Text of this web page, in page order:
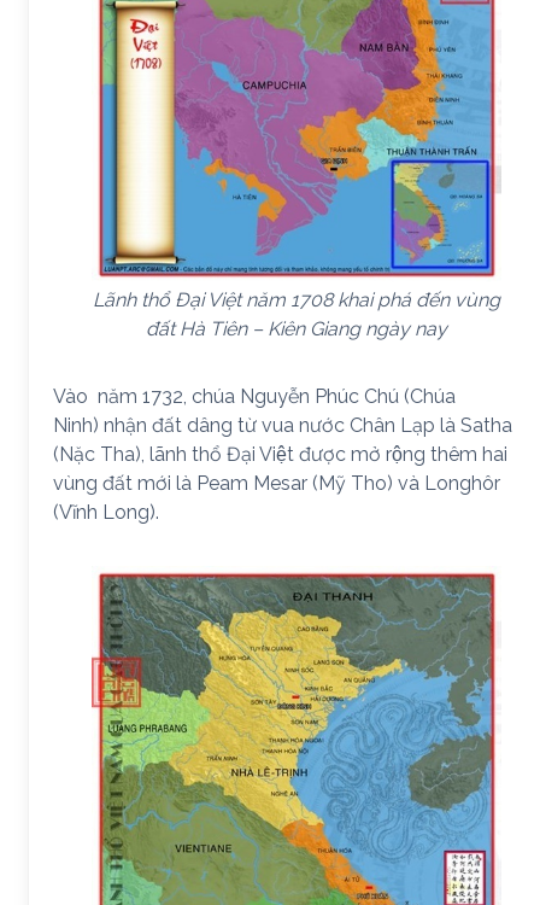
Lãnh thổ Đại Việt năm 1708 khai phá đến vùng
đất Hà Tiên – Kiên Giang ngày nay
Vào năm 1732, chúa Nguyễn Phúc Chú (Chúa
Ninh) nhận đất dâng từ vua nước Chân Lạp là Satha
(Nặc Tha), lãnh thổ Đại Việt được mở rộng thêm hai
vùng đất mới là Peam Mesar (Mỹ Tho) và Longhôr
(Vĩnh Long).